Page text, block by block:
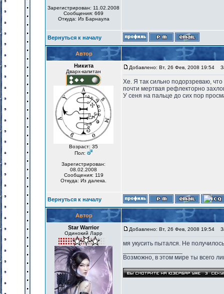
Зарегистрирован: 11.02.2008
Сообщения: 669
Откуда: Из Барнаула
Вернуться к началу
Автор
Никита
Дварх-капитан
Возраст: 35
Пол:
Зарегистрирован:
08.02.2008
Сообщения: 119
Откуда: Из далека.
Добавлено: Вт, 26 Фев, 2008 19:54
Хе. Я так сильно подорзреваю,
почти мертвая рефлекторно
У сеня на пальце до сих пор
Вернуться к началу
Автор
Star Warrior
Одинокий Ларр
Добавлено: Вт, 26 Фев, 2008 19:54
мя укусить пытался. Не
Возможно, в этом мире ты всего